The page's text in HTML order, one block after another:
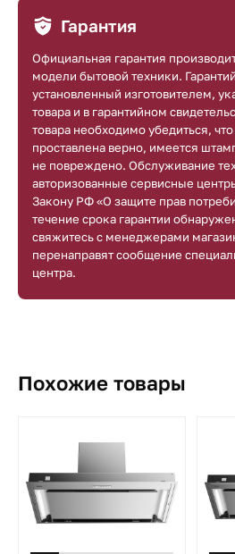
Гарантия
Официальная гарантия
модели бытовой техники.
установленный изготовителем,
товара и в гарантийном
товара необходимо убедиться,
проставлена верно, имеется
не повреждено. Обслуживание
авторизованные сервисные
Закону РФ «О защите прав
течение срока гарантии
свяжитесь с менеджерами
перенаправят сообщение
центра.
Похожие товары